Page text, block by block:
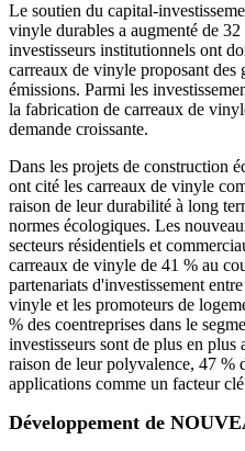
Le soutien du capital-
vinyle durables a augmenté de
investisseurs institutionnels ont
carreaux de vinyle proposant des
émissions. Parmi les
la fabrication de carreaux de
demande croissante.
Dans les projets de construction
ont cité les carreaux de vinyle
raison de leur durabilité à long
normes écologiques. Les
secteurs résidentiels et
carreaux de vinyle de 41 % au
partenariats d'investissement
vinyle et les promoteurs de
% des coentreprises dans le
investisseurs sont de plus en
raison de leur polyvalence, 47
applications comme un facteur
Développement de